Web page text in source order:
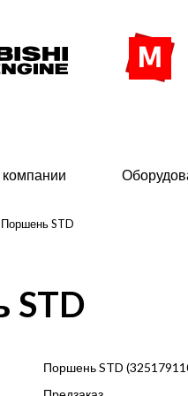
-
(380 -
Поршень STD
Поршень STD